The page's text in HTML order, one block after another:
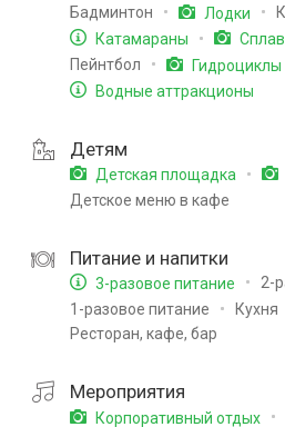
Бадминтон
Лодки
Катамараны
Пейнтбол
Гидроциклы
Водные аттракционы
Детям
Детская площадка
Детское меню в кафе
Питание и напитки
3-разовое питание
2-
1-разовое питание
Кухня
Ресторан, кафе, бар
Мероприятия
Корпоративный отдых